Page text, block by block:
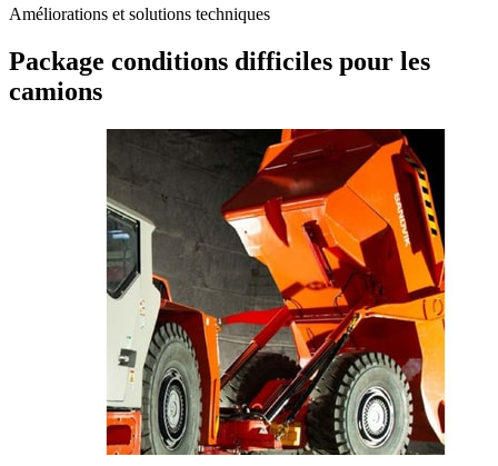
Améliorations et solutions techniques
Package conditions difficiles pour les
camions